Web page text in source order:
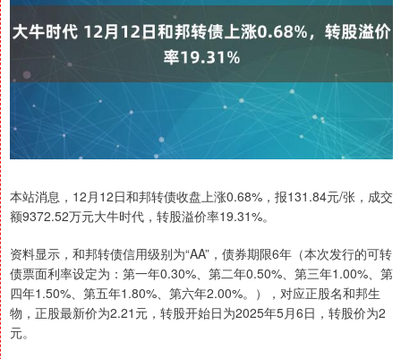
本站消息，12月12日和邦转债收盘上涨0.68%，报131.84元/张，成交
额9372.52万元大牛时代，转股溢价率19.31%。
资料显示，和邦转债信用级别为“AA”，债券期限6年（本次发行的可转
债票面利率设定为：第一年0.30%、第二年0.50%、第三年1.00%、第
四年1.50%、第五年1.80%、第六年2.00%。），对应正股名和邦生
物，正股最新价为2.21元，转股开始日为2025年5月6日，转股价为2
元。